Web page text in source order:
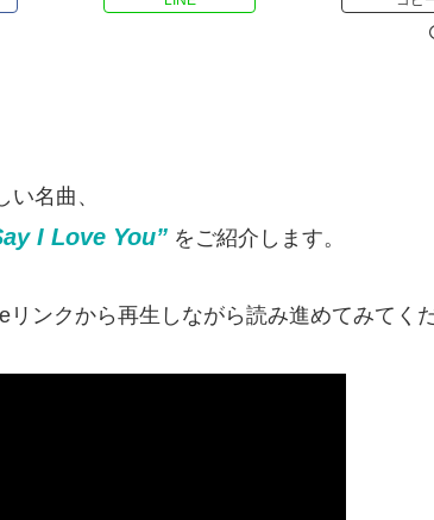
名曲、
I Love You” をご紹介します。
ンクから再生しながら読み進めてみてく